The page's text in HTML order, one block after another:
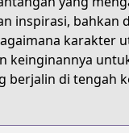
inspirasi, bahkan
karakter
keinginannya
berjalin di tengah